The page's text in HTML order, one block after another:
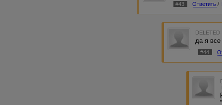
#43 Ответить /
DELETED
да я все
#44